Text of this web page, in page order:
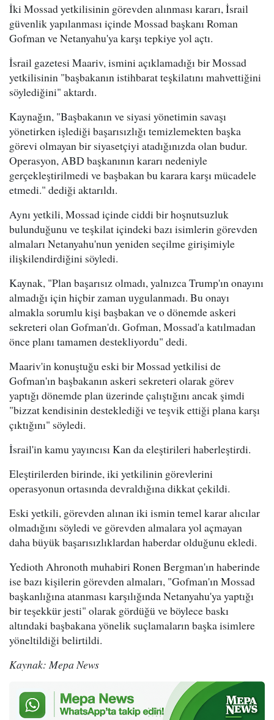
İki Mossad yetkilisinin görevden alınması kararı, İsrail
güvenlik yapılanması içinde Mossad başkanı Roman
Gofman ve Netanyahu'ya karşı tepkiye yol açtı.
İsrail gazetesi Maariv, ismini açıklamadığı bir Mossad
yetkilisinin "başbakanın istihbarat teşkilatını mahvettiğini
söylediğini" aktardı.
Kaynağın, "Başbakanın ve siyasi yönetimin savaşı
yönetirken işlediği başarısızlığı temizlemekten başka
görevi olmayan bir siyasetçiyi atadığınızda olan budur.
Operasyon, ABD başkanının kararı nedeniyle
gerçekleştirilmedi ve başbakan bu karara karşı mücadele
etmedi." dediği aktarıldı.
Aynı yetkili, Mossad içinde ciddi bir hoşnutsuzluk
bulunduğunu ve teşkilat içindeki bazı isimlerin görevden
almaları Netanyahu'nun yeniden seçilme girişimiyle
ilişkilendirdiğini söyledi.
Kaynak, "Plan başarısız olmadı, yalnızca Trump'ın onayını
almadığı için hiçbir zaman uygulanmadı. Bu onayı
almakla sorumlu kişi başbakan ve o dönemde askeri
sekreteri olan Gofman'dı. Gofman, Mossad'a katılmadan
önce planı tamamen destekliyordu" dedi.
Maariv'in konuştuğu eski bir Mossad yetkilisi de
Gofman'ın başbakanın askeri sekreteri olarak görev
yaptığı dönemde plan üzerinde çalıştığını ancak şimdi
"bizzat kendisinin desteklediği ve teşvik ettiği plana karşı
çıktığını" söyledi.
İsrail'in kamu yayıncısı Kan da eleştirileri haberleştirdi.
Eleştirilerden birinde, iki yetkilinin görevlerini
operasyonun ortasında devraldığına dikkat çekildi.
Eski yetkili, görevden alınan iki ismin temel karar alıcılar
olmadığını söyledi ve görevden almalara yol açmayan
daha büyük başarısızlıklardan haberdar olduğunu ekledi.
Yedioth Ahronoth muhabiri Ronen Bergman'ın haberinde
ise bazı kişilerin görevden almaları, "Gofman'ın Mossad
başkanlığına atanması karşılığında Netanyahu'ya yaptığı
bir teşekkür jesti" olarak gördüğü ve böylece baskı
altındaki başbakana yönelik suçlamaların başka isimlere
yöneltildiği belirtildi.
Kaynak: Mepa News